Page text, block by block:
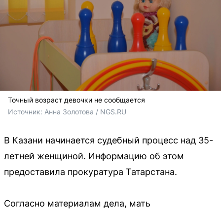
Точный возраст девочки не сообщается
Источник: Анна Золотова / NGS.RU
В Казани начинается судебный процесс над 35-
летней женщиной. Информацию об этом
предоставила прокуратура Татарстана.
Согласно материалам дела, мать